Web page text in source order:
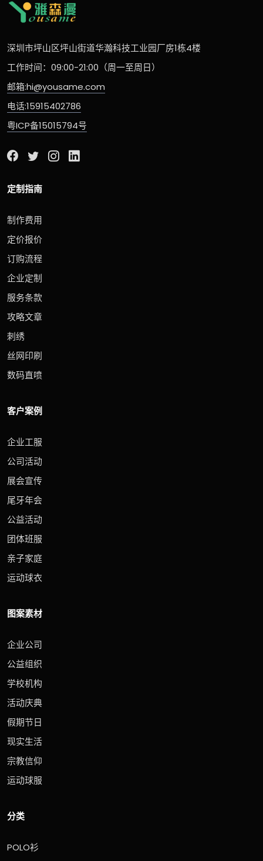
深圳市坪山区坪山街道华瀚科技工业园厂房1栋4楼
工作时间：09:00-21:00（周一至周日）
邮箱:hi@yousame.com
电话:15915402786
粤ICP备15015794号
定制指南
制作费用
定价报价
订购流程
企业定制
服务条款
攻略文章
刺绣
丝网印刷
数码直喷
客户案例
企业工服
公司活动
展会宣传
尾牙年会
公益活动
团体班服
亲子家庭
运动球衣
图案素材
企业公司
公益组织
学校机构
活动庆典
假期节日
现实生活
宗教信仰
运动球服
分类
POLO衫